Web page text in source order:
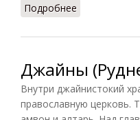
Подробнее
Джайны
Внутри джайнистокий
православную церковь.